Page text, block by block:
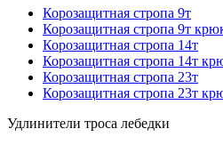
Корозащитная стропа 9т
Корозащитная стропа 9т
Корозащитная стропа 14т
Корозащитная стропа 14т
Корозащитная стропа 23т
Корозащитная стропа 23т
Удлинители троса лебедки